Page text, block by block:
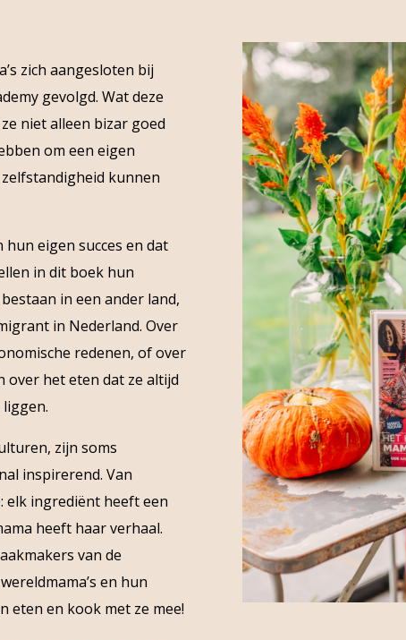
zich aangesloten bij
gevolgd. Wat deze
niet alleen bizar goed
om een eigen
kunnen
eigen succes en dat
in dit boek hun
in een ander land,
in Nederland. Over
redenen, of over
over het eten dat ze altijd
zijn soms
inspirerend. Van
elk ingrediënt heeft een
heeft haar verhaal.
van de
en hun
eten en kook met ze mee!